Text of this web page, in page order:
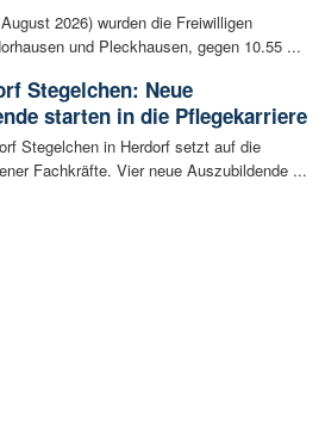
2026) wurden die Freiwilligen
und Pleckhausen, gegen 10.55 ...
Stegelchen: Neue
starten in die Pflegekarriere
Stegelchen in Herdorf setzt auf die
Fachkräfte. Vier neue Auszubildende ...